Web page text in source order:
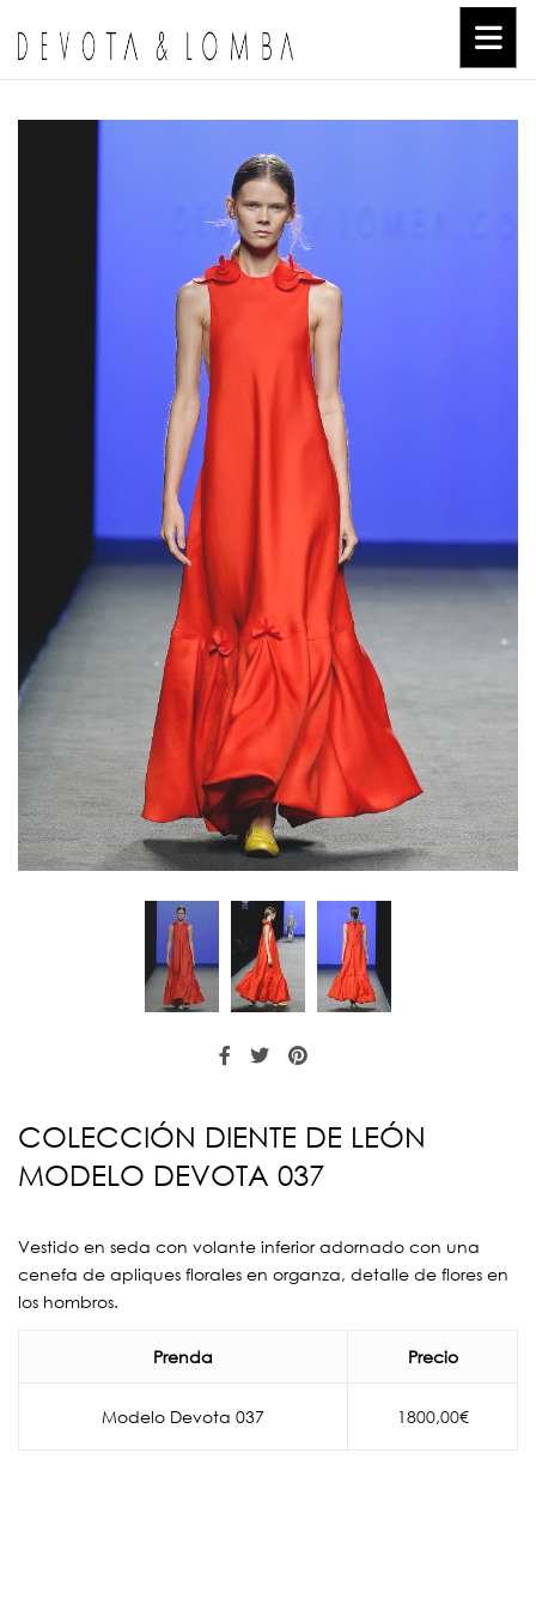
COLECCIÓN DIENTE DE LEÓN
MODELO DEVOTA 037
Vestido en seda con volante inferior adornado con una
cenefa de apliques florales en organza, detalle de flores en
los hombros.
Prenda Precio
Modelo Devota 037 1800,00€